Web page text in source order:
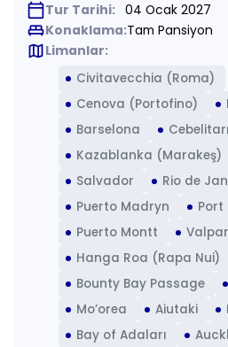
calendar_todayTur Tarihi: 04 Ocak 2027
king_bedKonaklama:Tam Pansiyon
map Limanlar:
Civitavecchia (Roma)
Cenova (Portofino)
Barselona
Kazablanka (Marakeş)
Salvador
Rio de
Puerto Madryn
Port
Puerto Montt
Hanga Roa (Rapa Nui)
Bounty Bay Passage
Mo’orea
Aiutaki
Bay of Adaları